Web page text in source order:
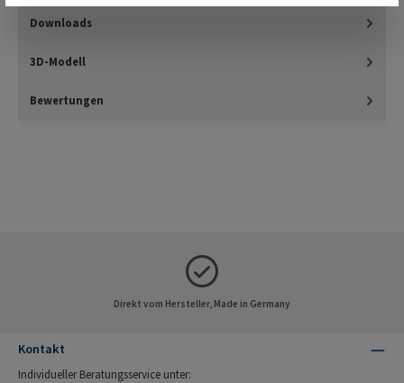
Downloads
3D-Modell
Bewertungen
Direkt vom Hersteller, Made in Germany
Kontakt
Individueller Beratungsservice unter: